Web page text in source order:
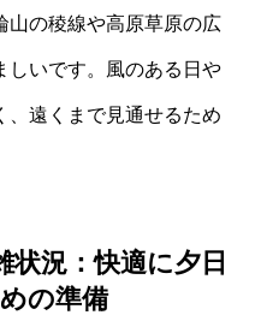
山の稜線や高原草原の広
しいです。風のある日や
、遠くまで見通せるため
状況：快適に夕日
の準備